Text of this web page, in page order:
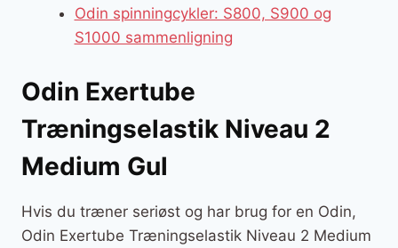
Odin spinningcykler: S800, S900 og
S1000 sammenligning
Odin Exertube
Træningselastik Niveau 2
Medium Gul
Hvis du træner seriøst og har brug for en Odin,
Odin Exertube Træningselastik Niveau 2 Medium